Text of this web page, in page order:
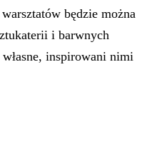
będzie można
i barwnych
inspirowani nimi